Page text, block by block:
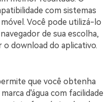
com sistemas
Você pode utilizá-lo
de sua escolha,
o download do aplicativo.
que você obtenha
d'água com facilidade